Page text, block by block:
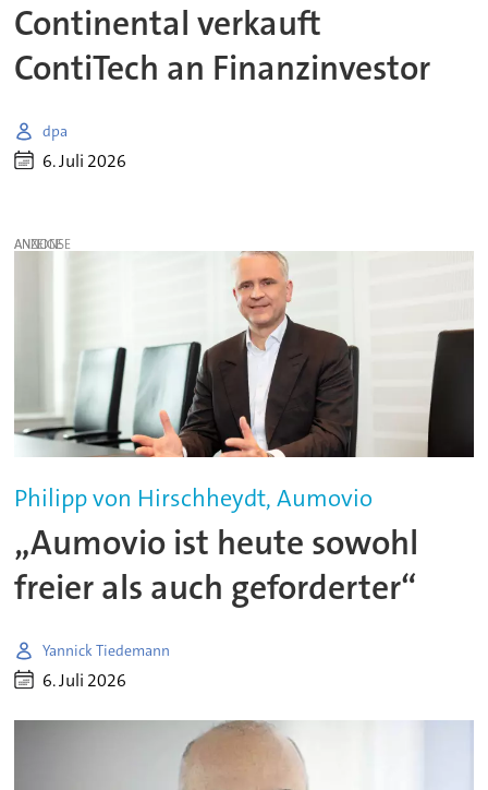
Continental verkauft
ContiTech an Finanzinvestor
dpa
6. Juli 2026
ANZEIGE
Philipp von Hirschheydt, Aumovio
„Aumovio ist heute sowohl
freier als auch geforderter“
Yannick Tiedemann
6. Juli 2026